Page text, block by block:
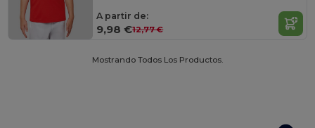
A partir de:
9,98 €12,77 €
Mostrando Todos Los Productos.